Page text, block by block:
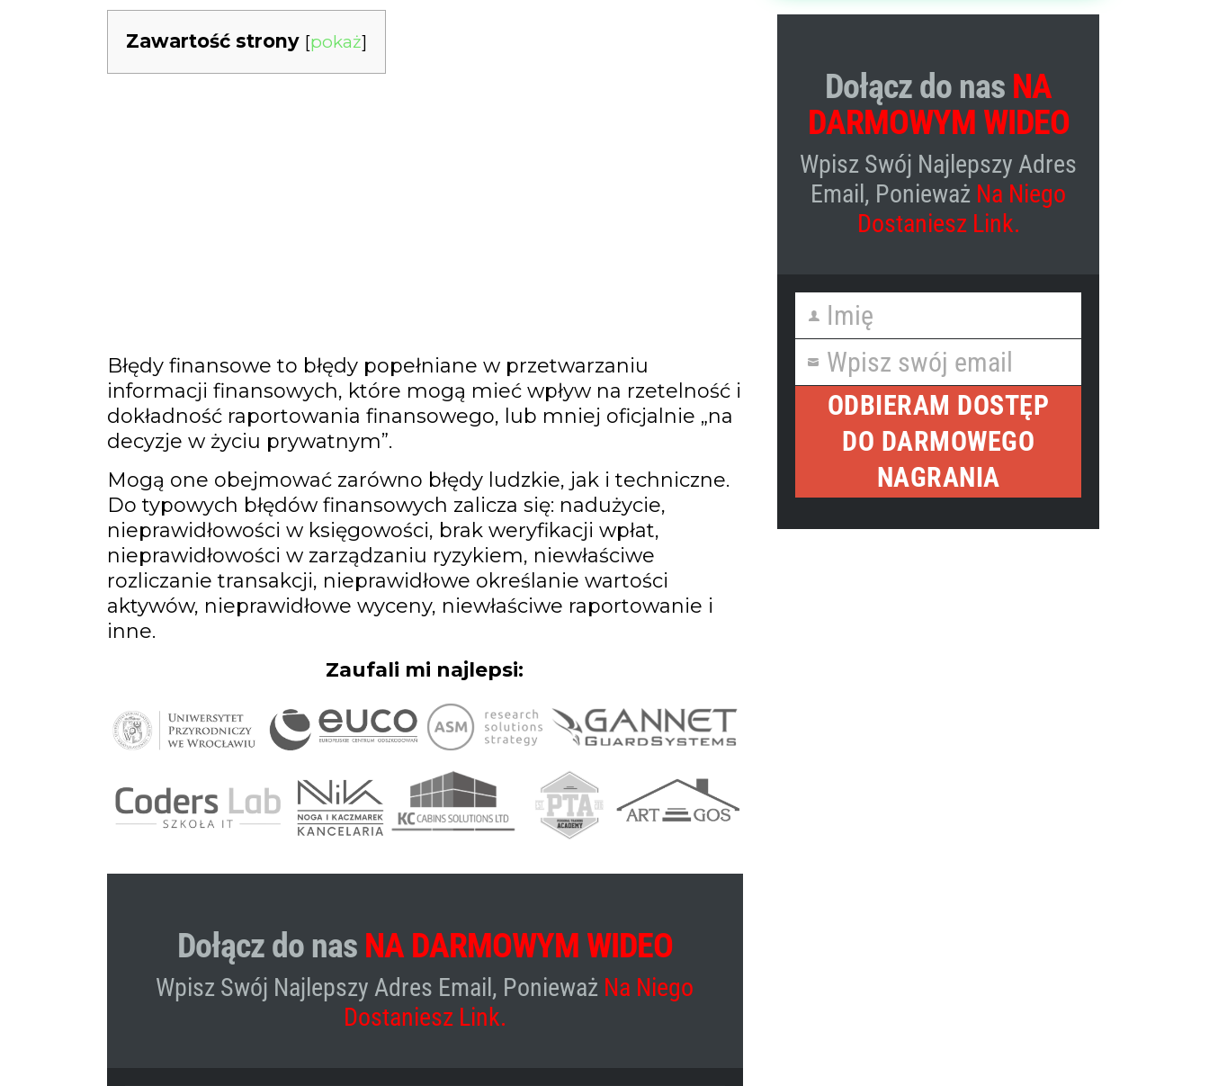
Zawartość strony [pokaż]
Błędy finansowe to błędy popełniane w przetwarzaniu
informacji finansowych, które mogą mieć wpływ na rzetelność i
dokładność raportowania finansowego, lub mniej oficjalnie „na
decyzje w życiu prywatnym”.
Mogą one obejmować zarówno błędy ludzkie, jak i techniczne.
Do typowych błędów finansowych zalicza się: nadużycie,
nieprawidłowości w księgowości, brak weryfikacji wpłat,
nieprawidłowości w zarządzaniu ryzykiem, niewłaściwe
rozliczanie transakcji, nieprawidłowe określanie wartości
aktywów, nieprawidłowe wyceny, niewłaściwe raportowanie i
inne.
Zaufali mi najlepsi:
Dołącz do nas NA DARMOWYM WIDEO
Wpisz Swój Najlepszy Adres Email, Ponieważ Na Niego
Dostaniesz Link.
Dołącz do nas NA
DARMOWYM WIDEO
Wpisz Swój Najlepszy Adres
Email, Ponieważ Na Niego
Dostaniesz Link.
First
Name
Imię
Your
email
Wpisz swój email
ODBIERAM DOSTĘP
DO DARMOWEGO
NAGRANIA
Dołącz do nas NA ŻYWO
Nie przegap wydarzeń live, podczas których omawiamy różne tematy i odpowiadamy na pytania, które pomogą Ci